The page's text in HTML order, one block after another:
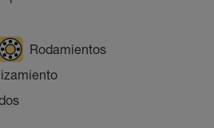
Rodamientos